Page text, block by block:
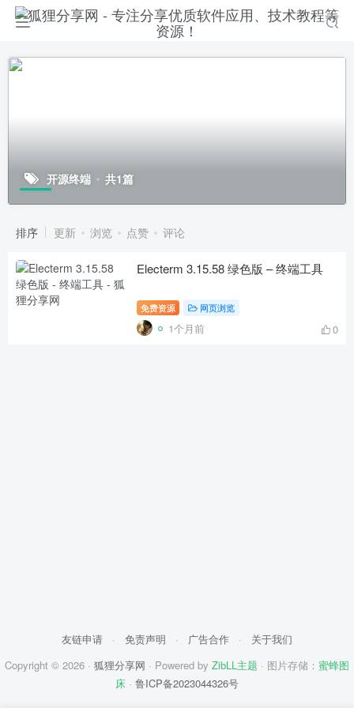
开源终端 共1篇
排序 更新 浏览 点赞 评论
Electerm 3.15.58 绿色版 – 终端工具
免费资源 网页浏览
1个月前 0
友链申请 · 免责声明 · 广告合作 ·
关于我们
Copyright © 2026 · 狐狸分享网 · Powered by ZibLL主题 · 图片存储： 蜜蜂图
床 · 鲁ICP备2023044326号